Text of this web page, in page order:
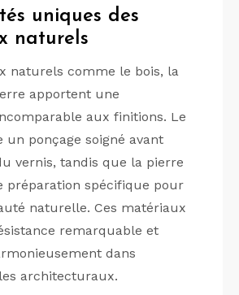
uniques des
naturels
naturels comme le bois, la
apportent une
aux finitions. Le
un ponçage soigné avant
vernis, tandis que la pierre
préparation spécifique pour
naturelle. Ces matériaux
remarquable et
dans
architecturaux.